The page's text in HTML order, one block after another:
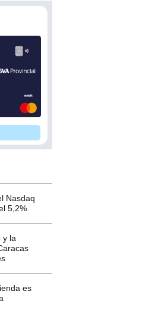
Nasdaq
5,2%
y la
es